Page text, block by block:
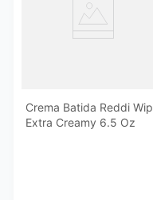
Crema Batida Reddi Wip
Extra Creamy 6.5 Oz